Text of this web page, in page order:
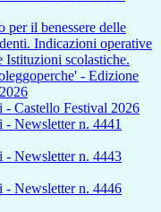
il benessere delle
Indicazioni operative
Istituzioni scolastiche.
- Edizione
- Castello Festival 2026
- Newsletter n. 4441
- Newsletter n. 4443
- Newsletter n. 4446